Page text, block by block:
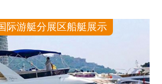
际游艇分展区船艇展示